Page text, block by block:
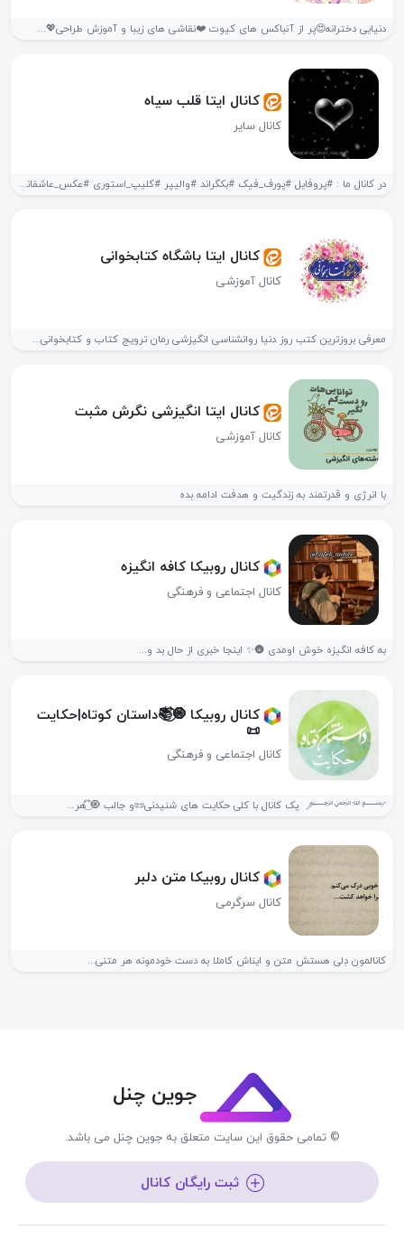
دنیایی دخترانه😍پر از آنباکس های کیوت ❤️نقاشی های زیبا و آموزش طراحی💖...
کانال ایتا قلب سیاه
کانال سایر
در کانال ما : #پروفایل #پورف_فیک #بکگراند #والیپر #کلیپ_استوری #عکس_عاشقانه #بیو_گرافی #بیو_انگیزشی...
کانال ایتا باشگاه کتابخوانی
کانال آموزشی
معرفی بروزترین کتب روز دنیا روانشناسی انگیزشی رمان ترویج کتاب و کتابخوانی...
کانال ایتا انگیزشی نگرش مثبت
کانال آموزشی
با انرژی و قدرتمند به زندگیت و هدفت ادامه بده
کانال روبیکا کافه انگیزه
کانال اجتماعی و فرهنگی
به کافه انگیزه خوش اومدی 🌚✨ اینجا خبری از حال بد و...
کانال روبیکا 🧿⃝⃡📚داستان کوتاه|حکایت
📜
کانال اجتماعی و فرهنگی
◜﷽◞ ‌ یک کانال با کلی حکایت های شنیدنی📜و جالب 🧿⃝⃡ هر...
کانال روبیکا متن دلبر
کانال سرگرمی
کانالمون دِلی هستش متن و ایناش کاملا به دست خودمونه هر متنی...
جوین چنل
© تمامی حقوق این سایت متعلق به جوین چنل می باشد.
ثبت رایگان کانال